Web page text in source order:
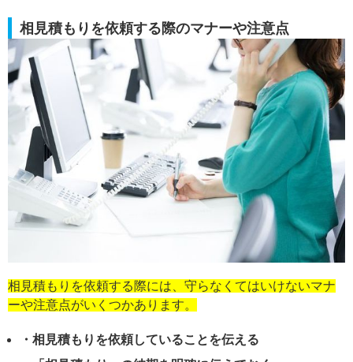
相見積もりを依頼する際のマナーや注意点
相見積もりを依頼する際には、守らなくてはいけないマナ
ーや注意点がいくつかあります。
・相見積もりを依頼していることを伝える